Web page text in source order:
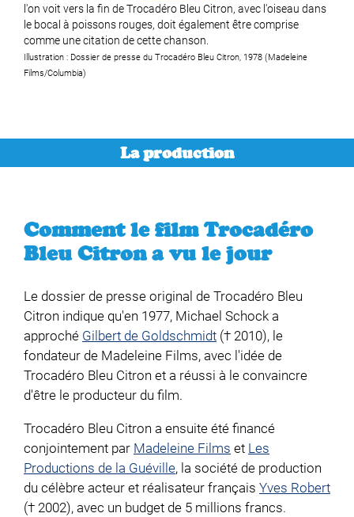
l'on voit vers la fin de Trocadéro Bleu Citron, avec l'oiseau dans
le bocal à poissons rouges, doit également être comprise
comme une citation de cette chanson.
Illustration : Dossier de presse du Trocadéro Bleu Citron, 1978 (Madeleine
Films/Columbia)
La production
Comment le film Trocadéro
Bleu Citron a vu le jour
Le dossier de presse original de Trocadéro Bleu
Citron indique qu'en 1977, Michael Schock a
approché Gilbert de Goldschmidt († 2010), le
fondateur de Madeleine Films, avec l'idée de
Trocadéro Bleu Citron et a réussi à le convaincre
d'être le producteur du film.
Trocadéro Bleu Citron a ensuite été financé
conjointement par Madeleine Films et Les
Productions de la Guéville, la société de production
du célèbre acteur et réalisateur français Yves Robert
(† 2002), avec un budget de 5 millions francs.